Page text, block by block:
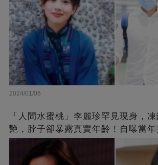
2024/01/06
「人間水蜜桃」李麗珍罕見現身，
艷，脖子卻暴露真實年齡！自曝當
幕，竟是因為「玉女當久了」？